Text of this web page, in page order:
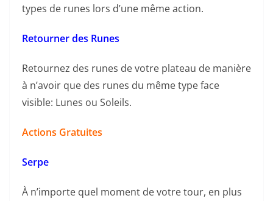
types de runes lors d’une même action.
Retourner des Runes
Retournez des runes de votre plateau de manière
à n’avoir que des runes du même type face
visible: Lunes ou Soleils.
Actions Gratuites
Serpe
À n’importe quel moment de votre tour, en plus